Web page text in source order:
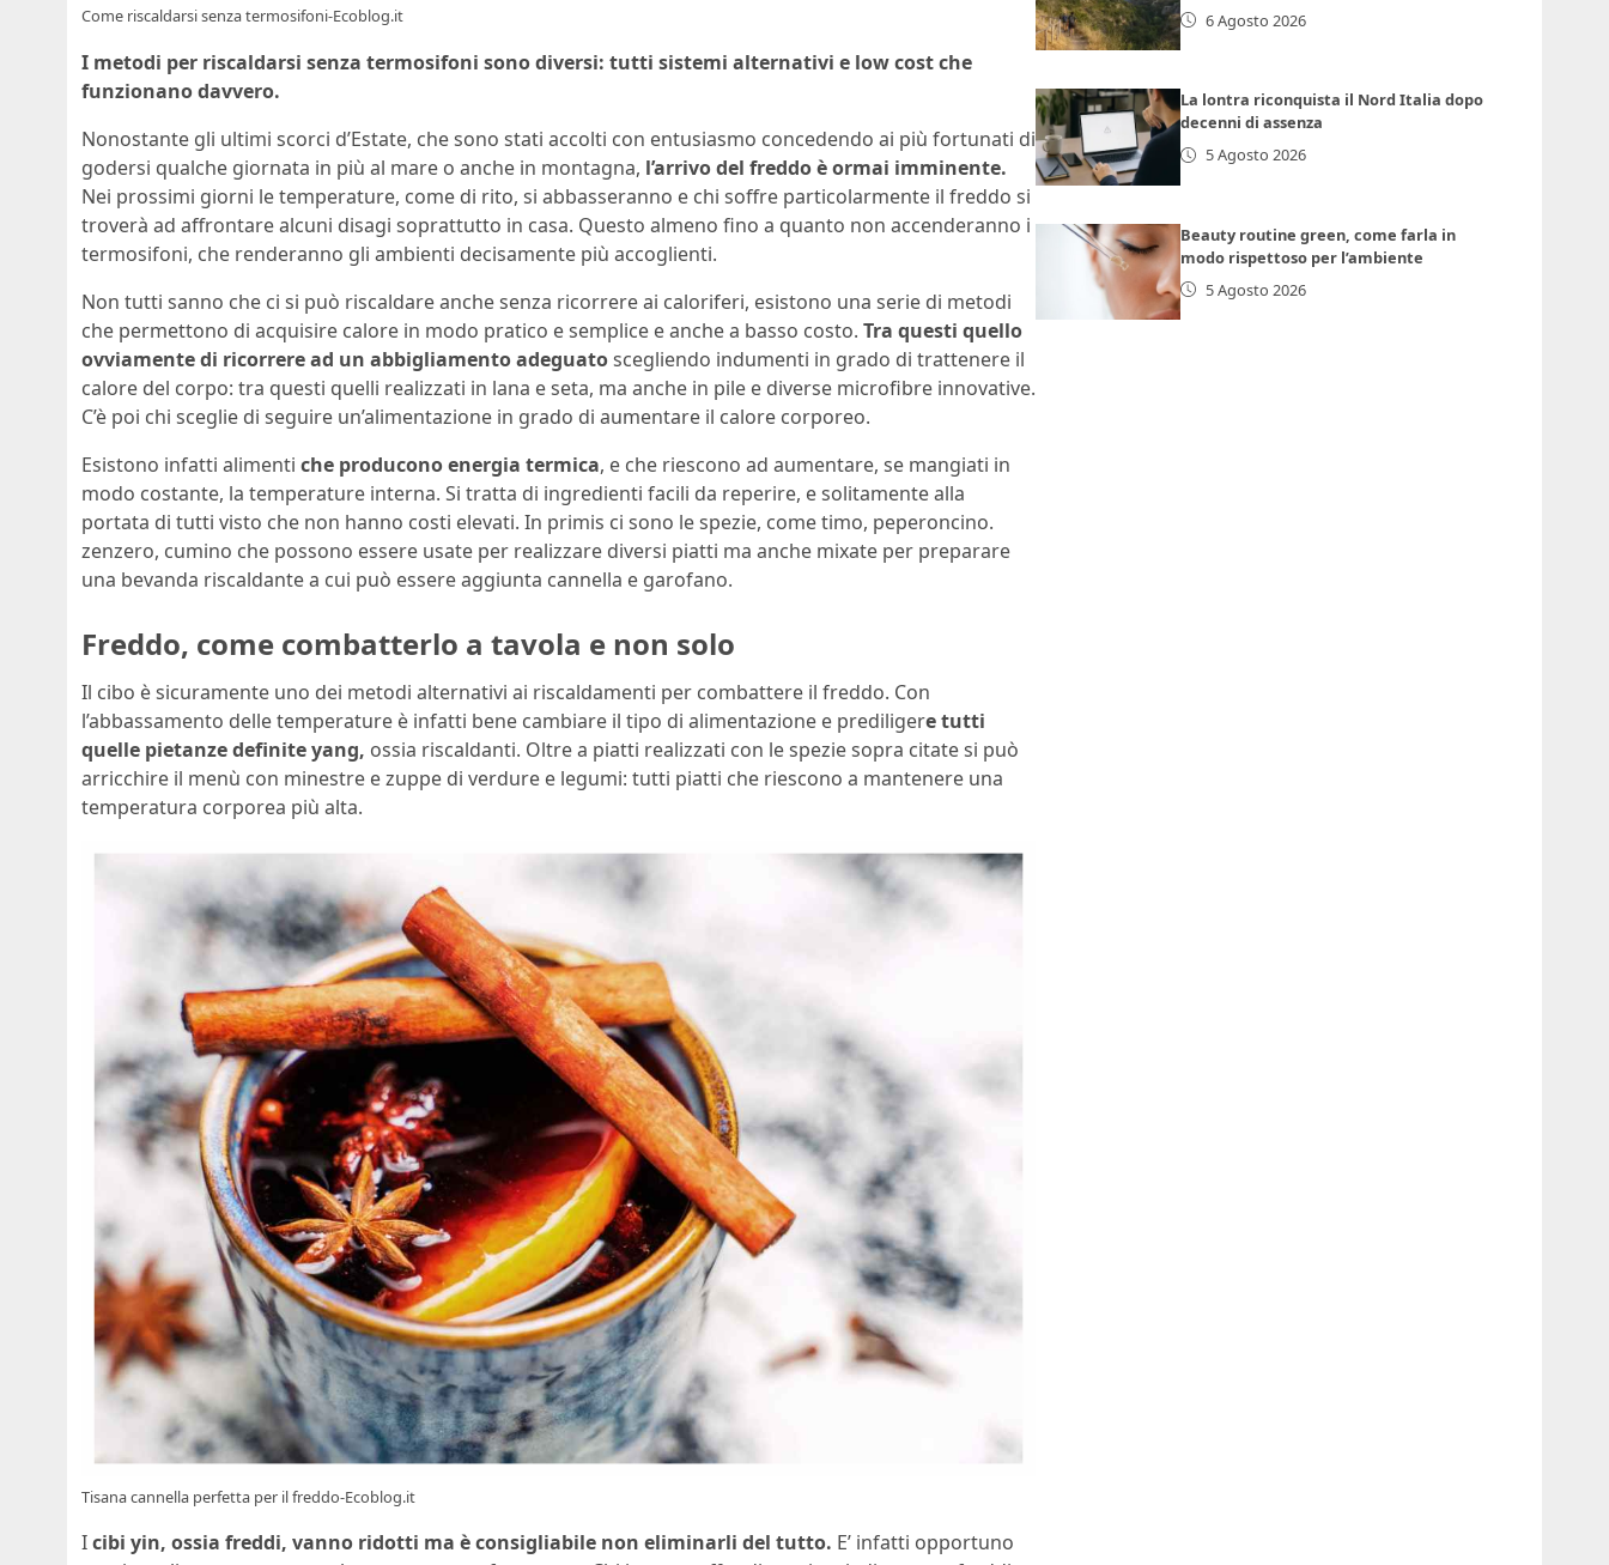
Come riscaldarsi senza termosifoni-Ecoblog.it
I metodi per riscaldarsi senza termosifoni sono diversi: tutti sistemi alternativi e low cost che
funzionano davvero.
Nonostante gli ultimi scorci d’Estate, che sono stati accolti con entusiasmo concedendo ai più fortunati di
godersi qualche giornata in più al mare o anche in montagna, l’arrivo del freddo è ormai imminente.
Nei prossimi giorni le temperature, come di rito, si abbasseranno e chi soffre particolarmente il freddo si
troverà ad affrontare alcuni disagi soprattutto in casa. Questo almeno fino a quanto non accenderanno i
termosifoni, che renderanno gli ambienti decisamente più accoglienti.
Non tutti sanno che ci si può riscaldare anche senza ricorrere ai caloriferi, esistono una serie di metodi
che permettono di acquisire calore in modo pratico e semplice e anche a basso costo. Tra questi quello
ovviamente di ricorrere ad un abbigliamento adeguatoscegliendo indumenti in grado di trattenere il
calore del corpo: tra questi quelli realizzati in lana e seta, ma anche in pile e diverse microfibre innovative.
C’è poi chi sceglie di seguire un’alimentazione in grado di aumentare il calore corporeo.
Esistono infatti alimenti che producono energia termica, e che riescono ad aumentare, se mangiati in
modo costante, la temperature interna. Si tratta di ingredienti facili da reperire, e solitamente alla
portata di tutti visto che non hanno costi elevati. In primis ci sono le spezie, come timo, peperoncino.
zenzero, cumino che possono essere usate per realizzare diversi piatti ma anche mixate per preparare
una bevanda riscaldante a cui può essere aggiunta cannella e garofano.
Freddo, come combatterlo a tavola e non solo
Il cibo è sicuramente uno dei metodi alternativi ai riscaldamenti per combattere il freddo. Con
l’abbassamento delle temperature è infatti bene cambiare il tipo di alimentazione e prediligere tutti
quelle pietanze definite yang, ossia riscaldanti. Oltre a piatti realizzati con le spezie sopra citate si può
arricchire il menù con minestre e zuppe di verdure e legumi: tutti piatti che riescono a mantenere una
temperatura corporea più alta.
Tisana cannella perfetta per il freddo-Ecoblog.it
Icibi yin, ossia freddi, vanno ridotti ma è consigliabile non eliminarli del tutto. E’ infatti opportuno
6 Agosto 2026
La lontra riconquista il Nord Italia dopo
decenni di assenza
5 Agosto 2026
Beauty routine green, come farla in
modo rispettoso per l’ambiente
5 Agosto 2026